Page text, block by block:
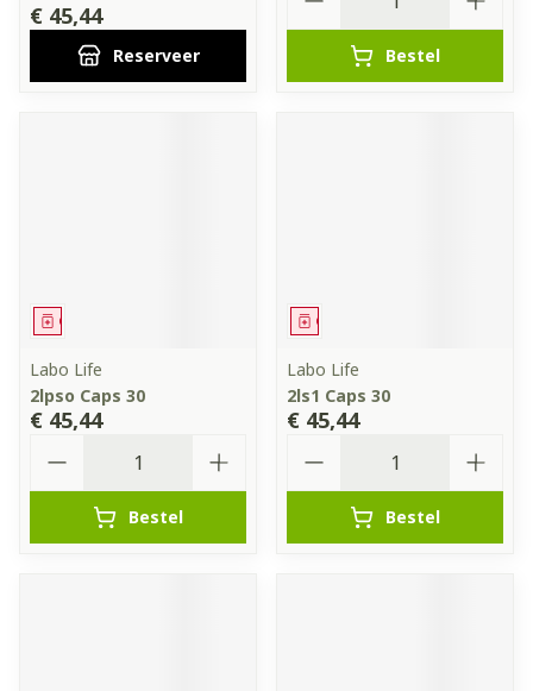
€ 45,44
Reserveer Bestel
Geneesmiddel
Labo Life
2lpso Caps 30
€ 45,44
Bestel
Geneesmiddel
Labo Life
2ls1 Caps 30
€ 45,44
Bestel